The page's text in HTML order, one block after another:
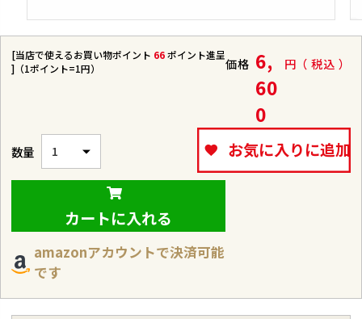
[当店で使えるお買い物ポイント 66ポイント進呈
]（1ポイント=1円）
価格 6,
60
0
税込
お気に入りに追加
カートに入れる
amazonアカウントで決済可能
です